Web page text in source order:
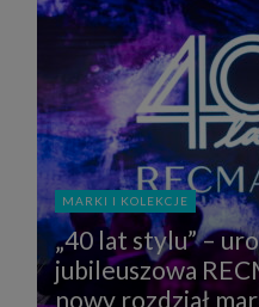
MARKI I KOLEKCJE
„40 lat stylu” –
jubileuszowa
nowy rozdział